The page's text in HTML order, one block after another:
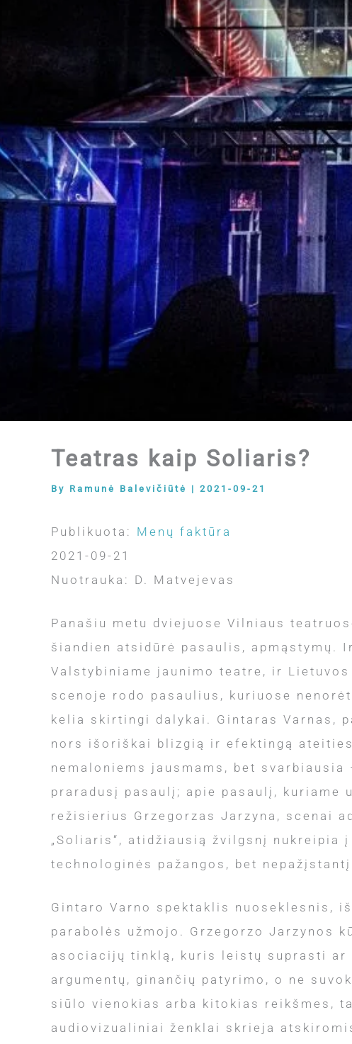
Teatras kaip Soliaris?
By Ramunė Balevičiūtė | 2021-09-21
Publikuota: Menų faktūra
2021-09-21
Nuotrauka: D. Matvejevas
Panašiu metu dviejuose Vilniaus
šiandien atsidūrė pasaulis, apmąstymų.
Valstybiniame jaunimo teatre, ir
scenoje rodo pasaulius, kuriuose
kelia skirtingi dalykai. Gintaras Varnas,
nors išoriškai blizgią ir efektingą
nemaloniems jausmams, bet
praradusį pasaulį; apie pasaulį, kuriame
režisierius Grzegorzas Jarzyna, scenai
„Soliaris“, atidžiausią žvilgsnį nukreipia
technologinės pažangos, bet
Gintaro Varno spektaklis nuoseklesnis,
parabolės užmojo. Grzegorzo Jarzynos
asociacijų tinklą, kuris leistų suprasti ar
argumentų, ginančių patyrimo, o ne
siūlo vienokias arba kitokias reikšmes,
audiovizualiniai ženklai skrieja